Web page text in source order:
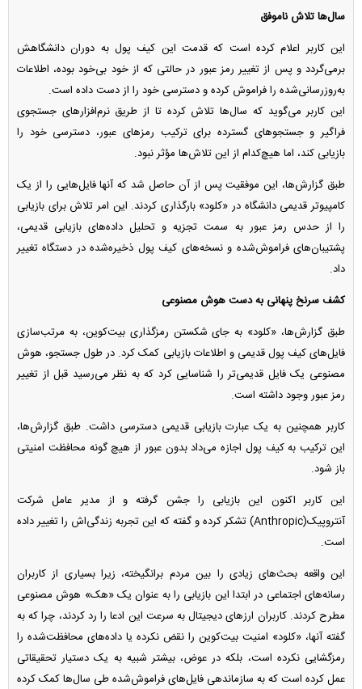
سال‌ها تلاش ناموفق
این کاربر اعلام کرده است که قدمت این کیف پول به دوران دانشگاهش
برمی‌گردد و پس از تغییر رمز عبور در حالتی که از خود بی‌خود بوده، اطلاعات
به‌روزرسانی‌شده را فراموش کرده و دسترسی خود را از دست داده است.
این کاربر می‌گوید که سال‌ها تلاش کرده تا از طریق نرم‌افزارهای جستجوی
فراگیر و جستجوهای گسترده برای ترکیب رمزهای عبور، دسترسی خود را
بازیابی کند، اما هیچ‌کدام از این تلاش‌ها مؤثر نبود.
طبق گزارش‌ها، این موفقیت پس از آن حاصل شد که آنها فایل‌هایی را از یک
کامپیوتر قدیمی دانشگاه در «کلود» بارگذاری کردند. این امر تلاش برای بازیابی
را از حدس رمز عبور به سمت تجزیه و تحلیل داده‌های بازیابی قدیمی،
پشتیبان‌های فراموش‌شده و نسخه‌های کیف پول ذخیره‌شده در دستگاه تغییر
داد.
کشف سرنخ پنهانی به دست هوش مصنوعی
طبق گزارش‌ها، «کلود» به جای شکستن رمزگذاری بیت‌کوین، به مرتب‌سازی
فایل‌های کیف پول قدیمی و اطلاعات بازیابی کمک کرد. در طول جستجو، هوش
مصنوعی یک فایل قدیمی‌تر را شناسایی کرد که به نظر می‌رسید قبل از تغییر
رمز عبور وجود داشته است.
کاربر همچنین به یک عبارت بازیابی قدیمی دسترسی داشت. طبق گزارش‌ها،
این ترکیب به کیف پول اجازه می‌داد بدون عبور از هیچ گونه محافظت امنیتی
باز شود.
این کاربر اکنون این بازیابی را جشن گرفته و از مدیر عامل شرکت
آنتروپیک(Anthropic) تشکر کرده و گفته که این تجربه زندگی‌اش را تغییر داده
است.
این واقعه بحث‌های زیادی را بین مردم برانگیخته، زیرا بسیاری از کاربران
رسانه‌های اجتماعی در ابتدا این بازیابی را به عنوان یک «هک» هوش مصنوعی
مطرح کردند. کاربران ارزهای دیجیتال به سرعت این ادعا را رد کردند، چرا که به
گفته آنها، «کلود» امنیت بیت‌کوین را نقض نکرده یا داده‌های محافظت‌شده را
رمزگشایی نکرده است، بلکه در عوض، بیشتر شبیه به یک دستیار تحقیقاتی
عمل کرده است که به سازماندهی فایل‌های فراموش‌شده طی سال‌ها کمک کرده